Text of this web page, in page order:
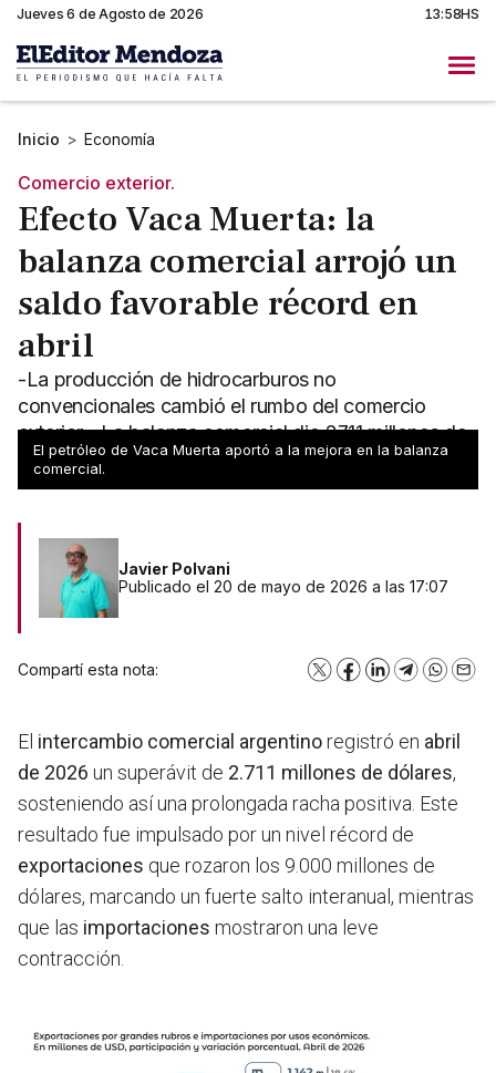
Jueves 6 de Agosto de 2026 13:58HS
Inicio > Economía
Comercio exterior.
Efecto Vaca Muerta: la
balanza comercial arrojó un
saldo favorable récord en
abril
-La producción de hidrocarburos no
convencionales cambió el rumbo del comercio
exterior. -La balanza comercial dio 2711 millones de
dólares a favor ese mes.
El petróleo de Vaca Muerta aportó a la mejora en la balanza
comercial.
Javier Polvani
Publicado el 20 de mayo de 2026 a las 17:07
Compartí esta nota: X Facebook
LinkedInTelegram
El intercambio comercial argentinoregistró en abril
de 2026 un superávit de 2.711 millones de dólares,
sosteniendo así una prolongada racha positiva. Este
resultado fue impulsado por un nivel récord de
exportaciones que rozaron los 9.000 millones de
dólares, marcando un fuerte salto interanual, mientras
que las importaciones mostraron una leve
contracción.